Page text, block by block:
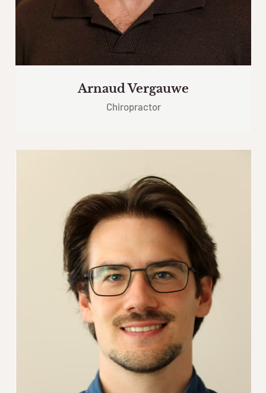
Arnaud Vergauwe
Chiropractor